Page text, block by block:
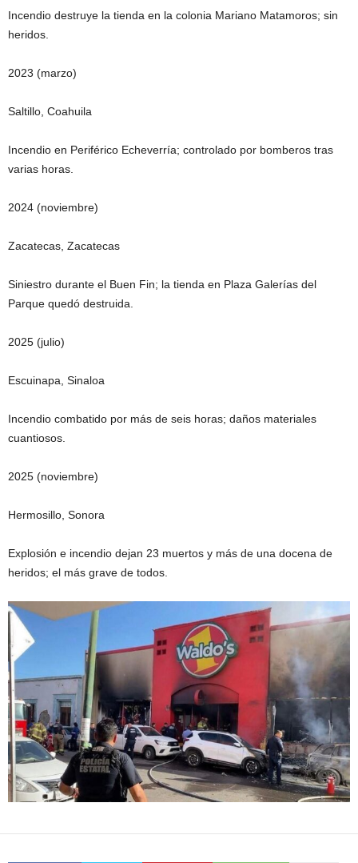
Incendio destruye la tienda en la colonia Mariano Matamoros; sin
heridos.
2023 (marzo)
Saltillo, Coahuila
Incendio en Periférico Echeverría; controlado por bomberos tras
varias horas.
2024 (noviembre)
Zacatecas, Zacatecas
Siniestro durante el Buen Fin; la tienda en Plaza Galerías del
Parque quedó destruida.
2025 (julio)
Escuinapa, Sinaloa
Incendio combatido por más de seis horas; daños materiales
cuantiosos.
2025 (noviembre)
Hermosillo, Sonora
Explosión e incendio dejan 23 muertos y más de una docena de
heridos; el más grave de todos.